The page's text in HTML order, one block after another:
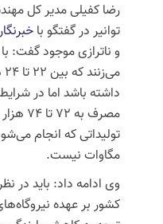
رضا کفیلی مدیر کل
توانیر در گفتگو با
و ناترازیموجود گفت:
می‌زنند که بین ۲۲ تا ۲۴ هزار مگاوات
داشته باشد اما در
مصرف
تولیداتی که انجام
مگاوات نیست.
وی ادامه داد: باید در
کشور بر عهده